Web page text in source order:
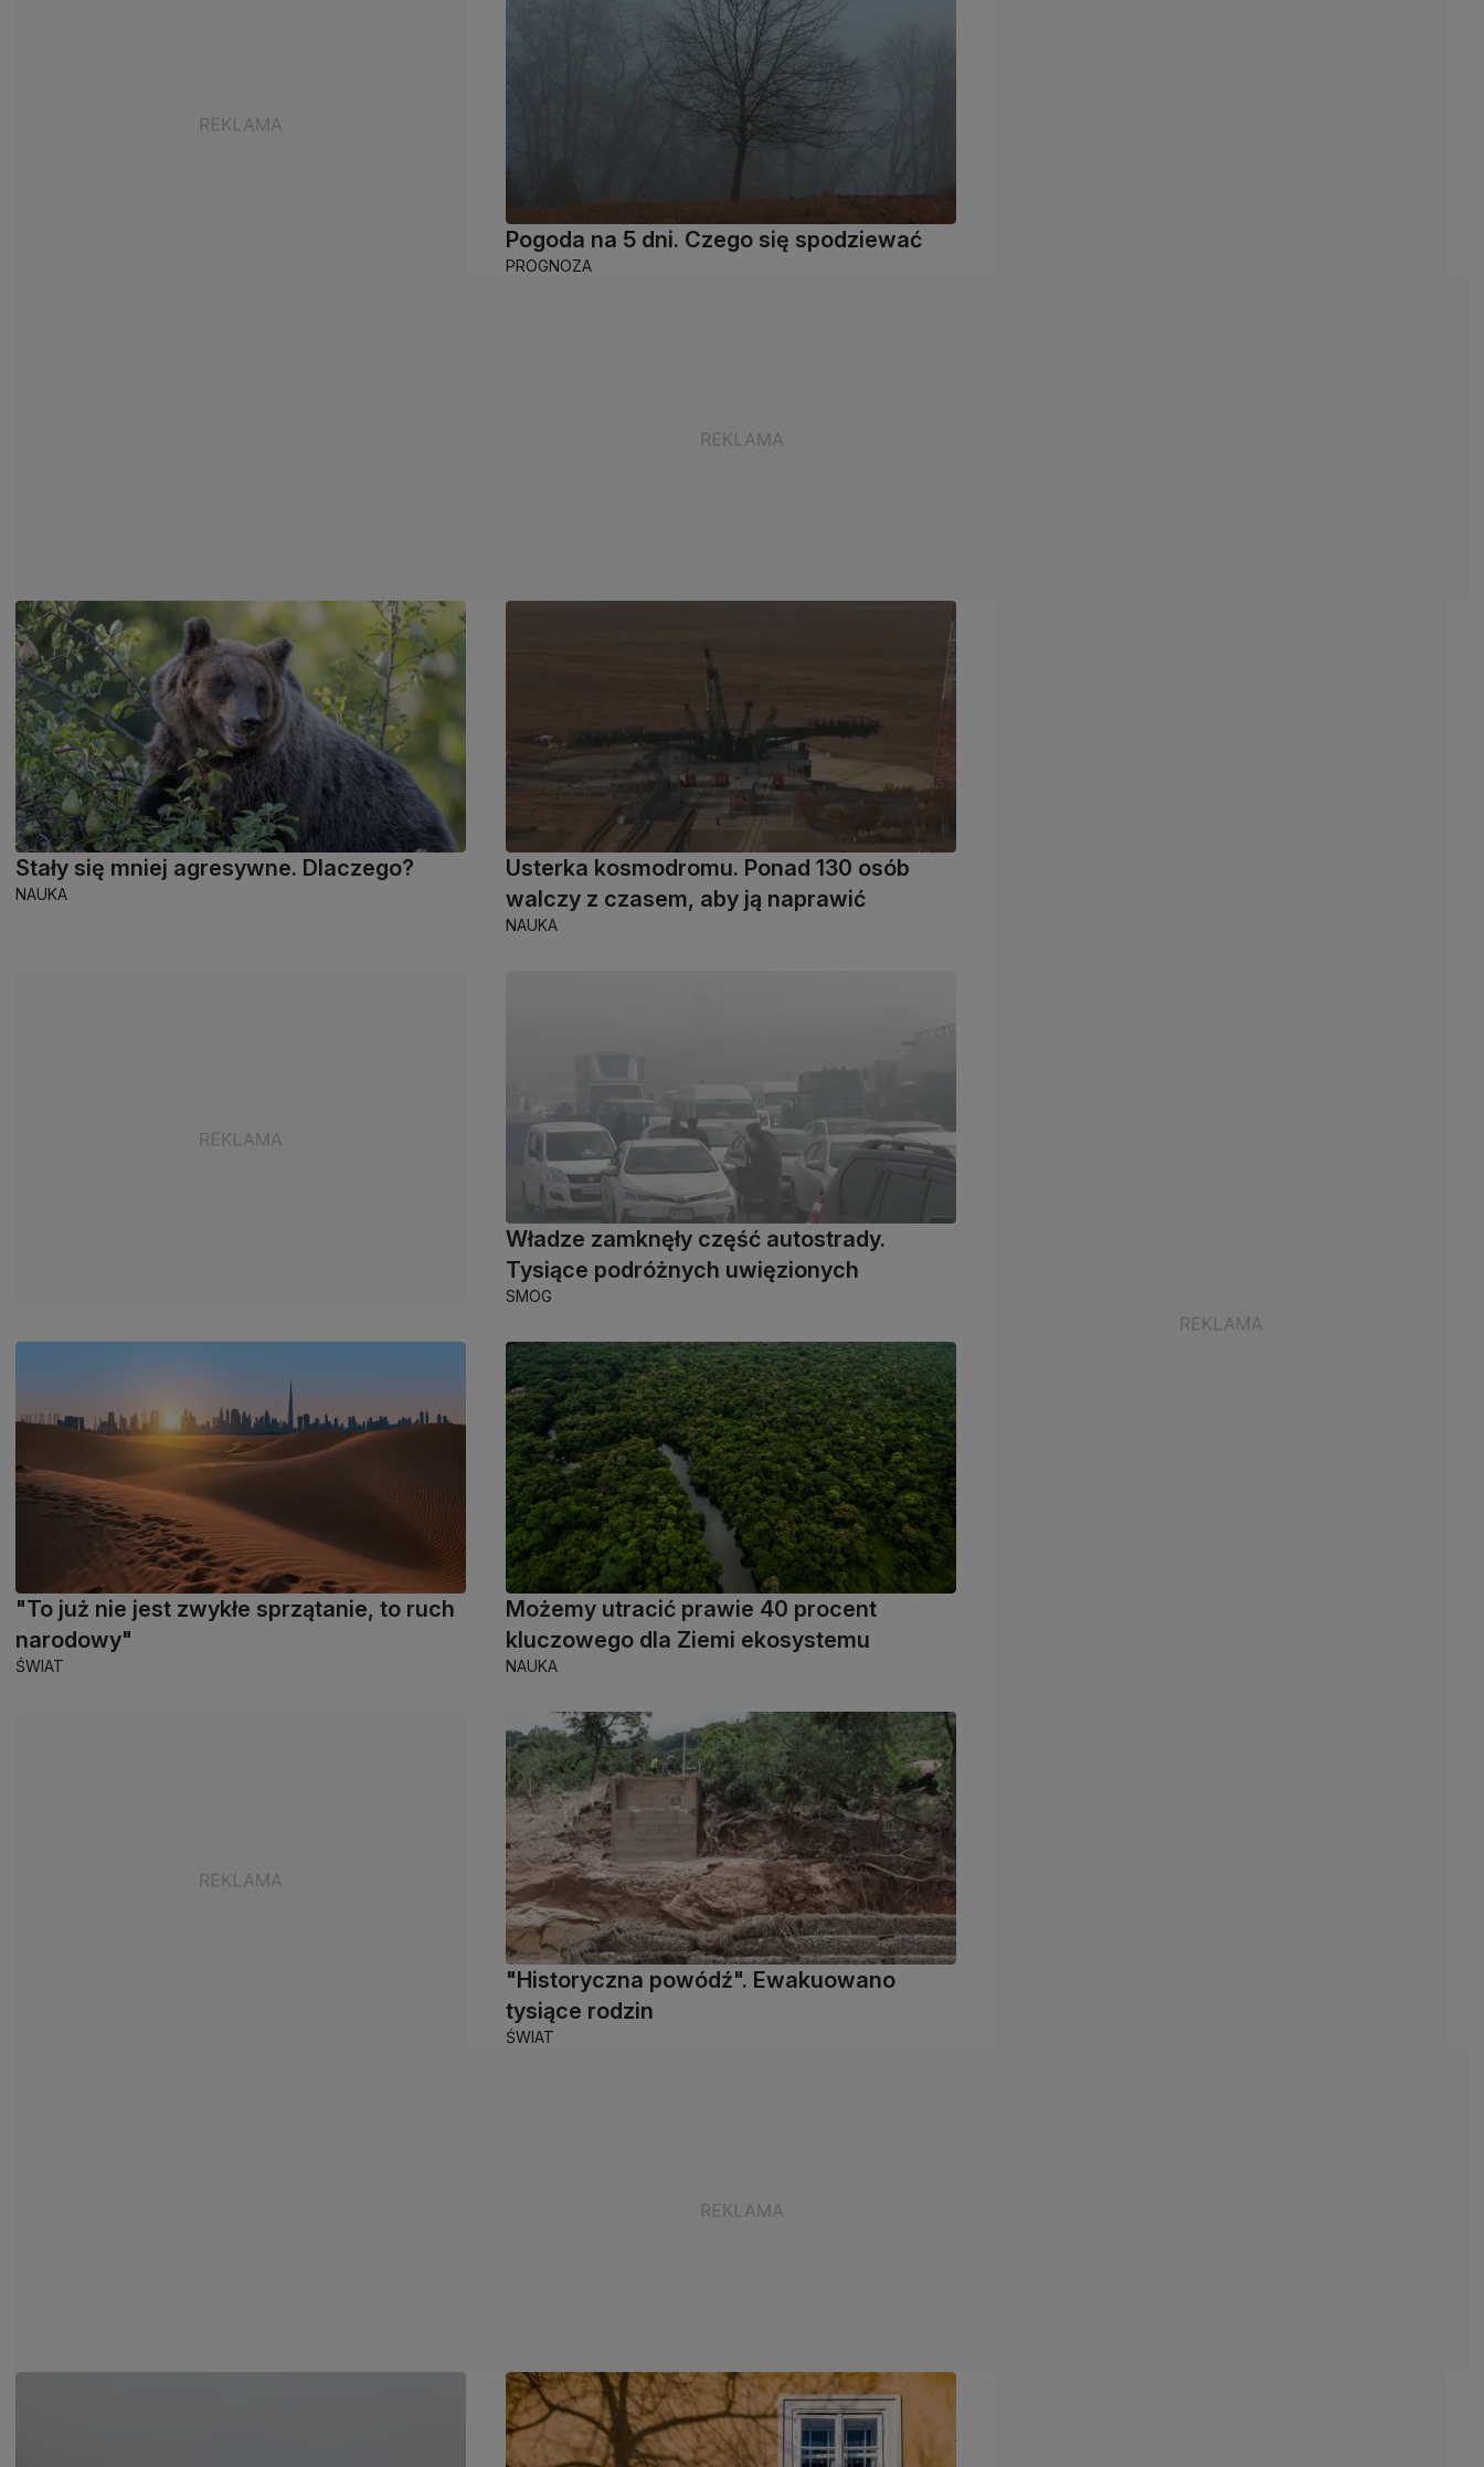
Pogoda na 5 dni. Czego się spodziewać
PROGNOZA
Stały się mniej agresywne. Dlaczego?
NAUKA
Usterka kosmodromu. Ponad 130 osób
walczy z czasem, aby ją naprawić
NAUKA
Władze zamknęły część autostrady.
Tysiące podróżnych uwięzionych
SMOG
"To już nie jest zwykłe sprzątanie, to ruch
narodowy"
ŚWIAT
Możemy utracić prawie 40 procent
kluczowego dla Ziemi ekosystemu
NAUKA
"Historyczna powódź". Ewakuowano
tysiące rodzin
ŚWIAT